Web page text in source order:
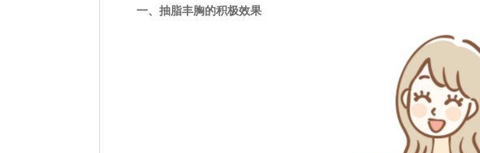
一、抽脂丰胸的积极效果